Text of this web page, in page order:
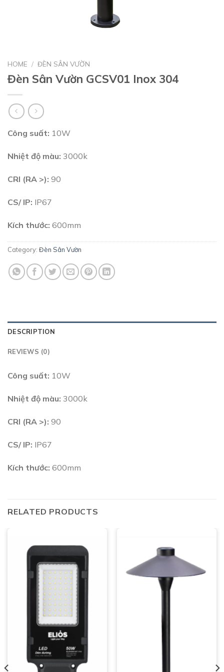
HOME / ĐÈN SÂN VƯỜN
Đèn Sân Vườn GCSV01 Inox 304
Công suất: 10W
Nhiệt độ màu: 3000k
CRI (RA >): 90
CS/ IP: IP67
Kích thước: 600mm
Category: Đèn Sân Vườn
DESCRIPTION
REVIEWS (0)
Công suất: 10W
Nhiệt độ màu: 3000k
CRI (RA >): 90
CS/ IP: IP67
Kích thước: 600mm
RELATED PRODUCTS